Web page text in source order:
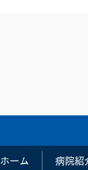
ホーム 病院紹